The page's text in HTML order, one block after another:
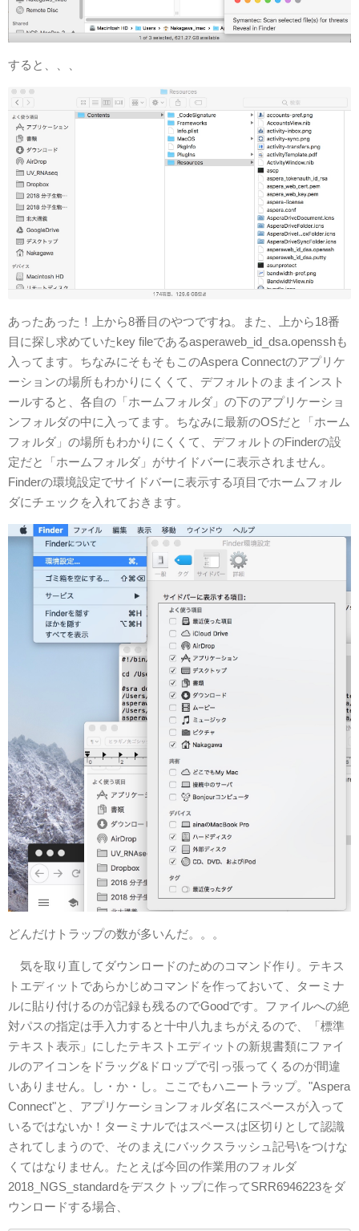
すると、、、
あったあった！上から8番目のやつですね。また、上から18番
目に探し求めていたkey fileであるasperaweb_id_dsa.opensshも
入ってます。ちなみにそもそもこのAspera Connectのアプリケ
ーションの場所もわかりにくくて、デフォルトのままインスト
ールすると、各自の「ホームフォルダ」の下のアプリケーショ
ンフォルダの中に入ってます。ちなみに最新のOSだと「ホーム
フォルダ」の場所もわかりにくくて、デフォルトのFinderの設
定だと「ホームフォルダ」がサイドバーに表示されません。
Finderの環境設定でサイドバーに表示する項目でホームフォル
ダにチェックを入れておきます。
どんだけトラップの数が多いんだ。。。
気を取り直してダウンロードのためのコマンド作り。テキス
トエディットであらかじめコマンドを作っておいて、ターミナ
ルに貼り付けるのが記録も残るのでGoodです。ファイルへの絶
対パスの指定は手入力すると十中八九まちがえるので、「標準
テキスト表示」にしたテキストエディットの新規書類にファイ
ルのアイコンをドラッグ&ドロップで引っ張ってくるのが間違
いありません。し・か・し。ここでもハニートラップ。"Aspera
Connect"と、アプリケーションフォルダ名にスペースが入って
いるではないか！ターミナルではスペースは区切りとして認識
されてしまうので、そのまえにバックスラッシュ記号\をつけな
くてはなりません。たとえば今回の作業用のフォルダ
2018_NGS_standardをデスクトップに作ってSRR6946223をダ
ウンロードする場合、